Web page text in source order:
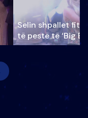
Selin shpallet
të pestë të ‘Big